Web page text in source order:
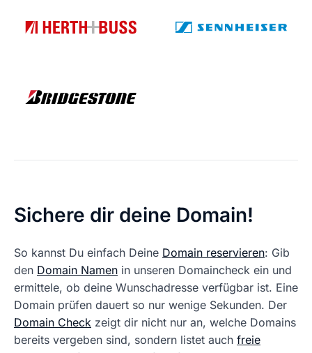
Sichere dir deine Domain!
So kannst Du einfach Deine Domain reservieren: Gib
den Domain Namen in unseren Domaincheck ein und
ermittele, ob deine Wunschadresse verfügbar ist. Eine
Domain prüfen dauert so nur wenige Sekunden. Der
Domain Check zeigt dir nicht nur an, welche Domains
bereits vergeben sind, sondern listet auch freie